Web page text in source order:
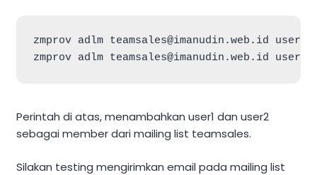
zmprov adlm teamsales@imanudin.web.id
zmprov adlm teamsales@imanudin.web.id
Perintah di atas, menambahkan user1 dan user2
sebagai member dari mailing list teamsales.
Silakan testing mengirimkan email pada mailing list